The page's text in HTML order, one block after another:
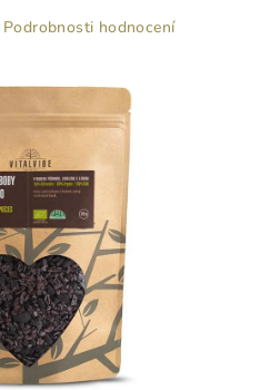
Podrobnosti hodnocení